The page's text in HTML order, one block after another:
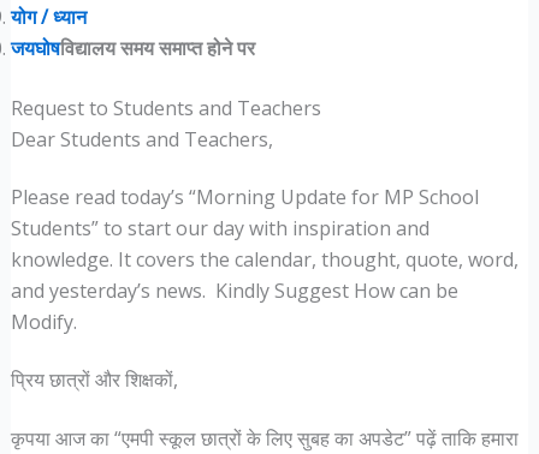
योग/ध्यान
जयघोषविद्यालयसमय समाप्त होने पर
Request to Students and Teachers
Dear Students and Teachers,
Please read today’s “Morning Update for MP School
Students” to start our day with inspiration and
knowledge. It covers the calendar, thought, quote, word,
and yesterday’s news. Kindly Suggest How can be
Modify.
प्रिय छात्रों और शिक्षकों,
कृपया आज का “एमपी स्कूल छात्रों के लिए सुबह का अपडेट” पढ़ें ताकि हमारा